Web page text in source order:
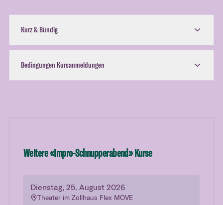
Kurz & Bündig
Bedingungen Kursanmeldungen
Weitere «Impro-Schnupperabend» Kurse
Dienstag, 25. August 2026
Theater im Zollhaus Flex MOVE